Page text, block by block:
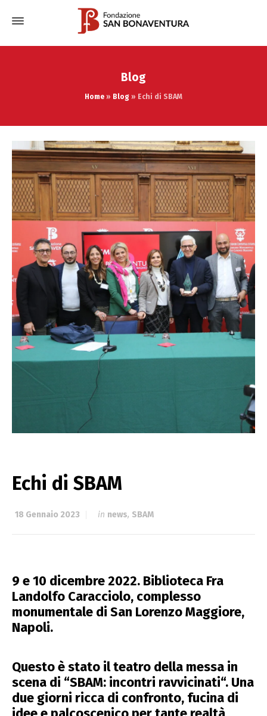
Blog
Home » Blog » Echi di SBAM
Echi di SBAM
18 Gennaio 2023 in news, SBAM
9 e 10 dicembre 2022. Biblioteca Fra
Landolfo Caracciolo, complesso
monumentale di San Lorenzo Maggiore,
Napoli.
Questo è stato il teatro della messa in
scena di “SBAM: incontri ravvicinati“. Una
due giorni ricca di confronto, fucina di